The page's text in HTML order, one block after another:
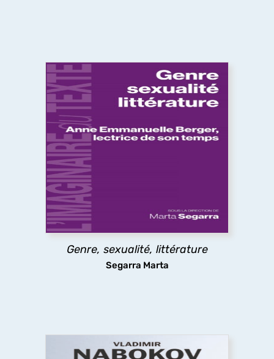
Genre, sexualité, littérature
Segarra Marta
Genre, sexualité, littérature
Théories féministes et queers, psychanalyse,
déconstruction, question décoloniale, politiques
de la traduction, pédagogies féministes. Les
essais ici réunis montrent comment, selon les
mots de Anne Emmanuelle Berger, « ce que la
littérature fait au genre, c'est défaire son ordre,
attenter à son unité et sa souveraineté ».
découvrir